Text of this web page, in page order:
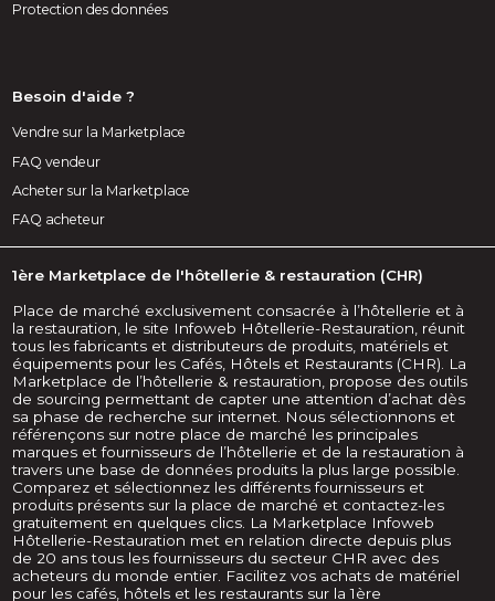
Protection des données
Besoin d'aide ?
Vendre sur la Marketplace
FAQ vendeur
Acheter sur la Marketplace
FAQ acheteur
1ère Marketplace de l'hôtellerie & restauration (CHR)
Place de marché exclusivement consacrée à l’hôtellerie et à
la restauration, le site Infoweb Hôtellerie-Restauration, réunit
tous les fabricants et distributeurs de produits, matériels et
équipements pour les Cafés, Hôtels et Restaurants (CHR). La
Marketplace de l’hôtellerie & restauration, propose des outils
de sourcing permettant de capter une attention d’achat dès
sa phase de recherche sur internet. Nous sélectionnons et
référençons sur notre place de marché les principales
marques et fournisseurs de l’hôtellerie et de la restauration à
travers une base de données produits la plus large possible.
Comparez et sélectionnez les différents fournisseurs et
produits présents sur la place de marché et contactez-les
gratuitement en quelques clics. La Marketplace Infoweb
Hôtellerie-Restauration met en relation directe depuis plus
de 20 ans tous les fournisseurs du secteur CHR avec des
acheteurs du monde entier. Facilitez vos achats de matériel
pour les cafés, hôtels et les restaurants sur la 1ère